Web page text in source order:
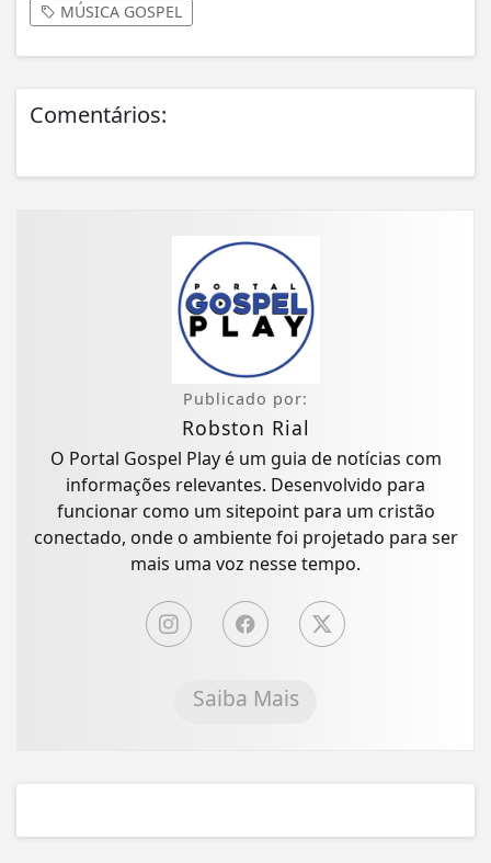
MÚSICA GOSPEL
Comentários:
Publicado por:
Robston Rial
O Portal Gospel Play é um guia de notícias com
informações relevantes. Desenvolvido para
funcionar como um sitepoint para um cristão
conectado, onde o ambiente foi projetado para ser
mais uma voz nesse tempo.
Saiba Mais